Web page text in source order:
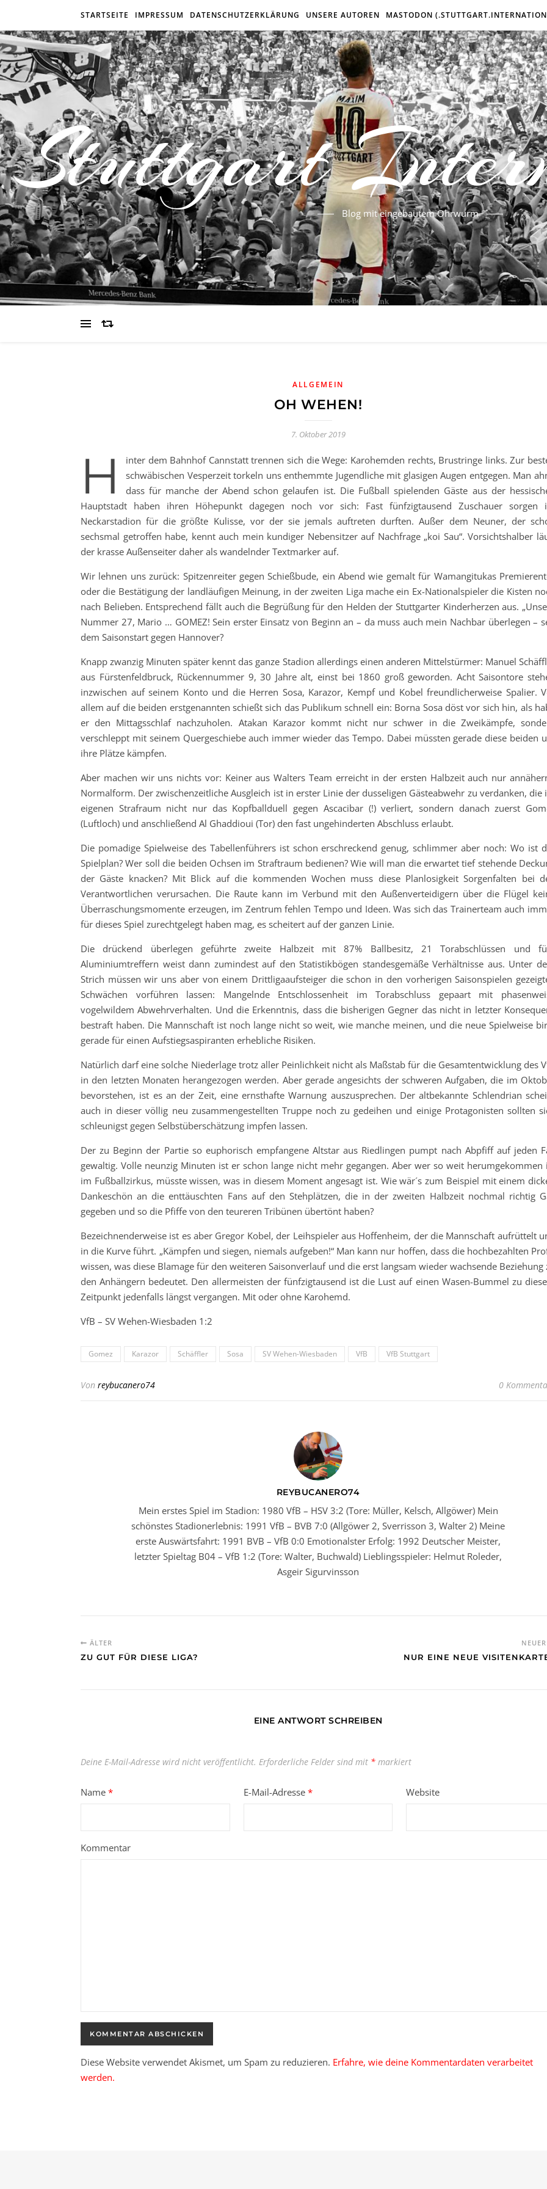
STARTSEITE IMPRESSUM DATENSCHUTZERKLÄRUNG UNSERE AUTOREN MASTODON
Stuttgart Blog mit eingebautem Ohrwurm
ALLGEMEIN
OH WEHEN!
7. Oktober 2019
H
inter dem Bahnhof Cannstatt trennen sich die Wege: Karohemden rechts, Brustringe links. Zur
schwäbischen Vesperzeit torkeln uns enthemmte Jugendliche mit glasigen Augen entgegen. Man
dass für manche der Abend schon gelaufen ist. Die Fußball spielenden Gäste aus der
Hauptstadt haben ihren Höhepunkt dagegen noch vor sich: Fast fünfzigtausend Zuschauer sorgen
Neckarstadion für die größte Kulisse, vor der sie jemals auftreten durften. Außer dem Neuner, der
sechsmal getroffen habe, kennt auch mein kundiger Nebensitzer auf Nachfrage „koi Sau“. Vorsichtshalber
der krasse Außenseiter daher als wandelnder Textmarker auf.
Wir lehnen uns zurück: Spitzenreiter gegen Schießbude, ein Abend wie gemalt für Wamangitukas
oder die Bestätigung der landläufigen Meinung, in der zweiten Liga mache ein Ex-Nationalspieler die Kisten
nach Belieben. Entsprechend fällt auch die Begrüßung für den Helden der Stuttgarter Kinderherzen aus.
Nummer 27, Mario … GOMEZ! Sein erster Einsatz von Beginn an – da muss auch mein Nachbar überlegen –
dem Saisonstart gegen Hannover?
Knapp zwanzig Minuten später kennt das ganze Stadion allerdings einen anderen Mittelstürmer: Manuel
aus Fürstenfeldbruck, Rückennummer 9, 30 Jahre alt, einst bei 1860 groß geworden. Acht Saisontore
inzwischen auf seinem Konto und die Herren Sosa, Karazor, Kempf und Kobel freundlicherweise Spalier.
allem auf die beiden erstgenannten schießt sich das Publikum schnell ein: Borna Sosa döst vor sich hin, als
er den Mittagsschlaf nachzuholen. Atakan Karazor kommt nicht nur schwer in die Zweikämpfe,
verschleppt mit seinem Quergeschiebe auch immer wieder das Tempo. Dabei müssten gerade diese beiden
ihre Plätze kämpfen.
Aber machen wir uns nichts vor: Keiner aus Walters Team erreicht in der ersten Halbzeit auch nur
Normalform. Der zwischenzeitliche Ausgleich ist in erster Linie der dusseligen Gästeabwehr zu verdanken, die
eigenen Strafraum nicht nur das Kopfballduell gegen Ascacibar (!) verliert, sondern danach zuerst
(Luftloch) und anschließend Al Ghaddioui (Tor) den fast ungehinderten Abschluss erlaubt.
Die pomadige Spielweise des Tabellenführers ist schon erschreckend genug, schlimmer aber noch: Wo ist
Spielplan? Wer soll die beiden Ochsen im Straftraum bedienen? Wie will man die erwartet tief stehende
der Gäste knacken? Mit Blick auf die kommenden Wochen muss diese Planlosigkeit Sorgenfalten bei
Verantwortlichen verursachen. Die Raute kann im Verbund mit den Außenverteidigern über die Flügel
Überraschungsmomente erzeugen, im Zentrum fehlen Tempo und Ideen. Was sich das Trainerteam auch
für dieses Spiel zurechtgelegt haben mag, es scheitert auf der ganzen Linie.
Die drückend überlegen geführte zweite Halbzeit mit 87% Ballbesitz, 21 Torabschlüssen und
Aluminiumtreffern weist dann zumindest auf den Statistikbögen standesgemäße Verhältnisse aus. Unter
Strich müssen wir uns aber von einem Drittligaaufsteiger die schon in den vorherigen Saisonspielen
Schwächen vorführen lassen: Mangelnde Entschlossenheit im Torabschluss gepaart mit
vogelwildem Abwehrverhalten. Und die Erkenntnis, dass die bisherigen Gegner das nicht in letzter
bestraft haben. Die Mannschaft ist noch lange nicht so weit, wie manche meinen, und die neue Spielweise
gerade für einen Aufstiegsaspiranten erhebliche Risiken.
Natürlich darf eine solche Niederlage trotz aller Peinlichkeit nicht als Maßstab für die Gesamtentwicklung des
in den letzten Monaten herangezogen werden. Aber gerade angesichts der schweren Aufgaben, die im
bevorstehen, ist es an der Zeit, eine ernsthafte Warnung auszusprechen. Der altbekannte Schlendrian
auch in dieser völlig neu zusammengestellten Truppe noch zu gedeihen und einige Protagonisten sollten
schleunigst gegen Selbstüberschätzung impfen lassen.
Der zu Beginn der Partie so euphorisch empfangene Altstar aus Riedlingen pumpt nach Abpfiff auf jeden
gewaltig. Volle neunzig Minuten ist er schon lange nicht mehr gegangen. Aber wer so weit herumgekommen
im Fußballzirkus, müsste wissen, was in diesem Moment angesagt ist. Wie wär´s zum Beispiel mit einem
Dankeschön an die enttäuschten Fans auf den Stehplätzen, die in der zweiten Halbzeit nochmal richtig
gegeben und so die Pfiffe von den teureren Tribünen übertönt haben?
Bezeichnenderweise ist es aber Gregor Kobel, der Leihspieler aus Hoffenheim, der die Mannschaft aufrüttelt
in die Kurve führt. „Kämpfen und siegen, niemals aufgeben!“ Man kann nur hoffen, dass die hochbezahlten
wissen, was diese Blamage für den weiteren Saisonverlauf und die erst langsam wieder wachsende Beziehung
den Anhängern bedeutet. Den allermeisten der fünfzigtausend ist die Lust auf einen Wasen-Bummel zu
Zeitpunkt jedenfalls längst vergangen. Mit oder ohne Karohemd.
VfB – SV Wehen-Wiesbaden 1:2
Gomez Karazor Schäffler Sosa SV Wehen-Wiesbaden VfB VfB Stuttgart
Von reybucanero74 0
REYBUCANERO74
Mein erstes Spiel im Stadion: 1980 VfB – HSV 3:2 (Tore: Müller, Kelsch, Allgöwer) Mein
schönstes Stadionerlebnis: 1991 VfB – BVB 7:0 (Allgöwer 2, Sverrisson 3, Walter 2) Meine
erste Auswärtsfahrt: 1991 BVB – VfB 0:0 Emotionalster Erfolg: 1992 Deutscher Meister,
letzter Spieltag B04 – VfB 1:2 (Tore: Walter, Buchwald) Lieblingsspieler: Helmut Roleder,
Asgeir Sigurvinsson
ÄLTER
ZU GUT FÜR DIESE LIGA? NUR EINE NEUE
EINE ANTWORT SCHREIBEN
Deine E-Mail-Adresse wird nicht veröffentlicht. Erforderliche Felder sind mit * markiert
Name * E-Mail-Adresse * Website
Kommentar
Diese Website verwendet Akismet, um Spam zu reduzieren. Erfahre, wie deine Kommentardaten verarbeitet
werden.